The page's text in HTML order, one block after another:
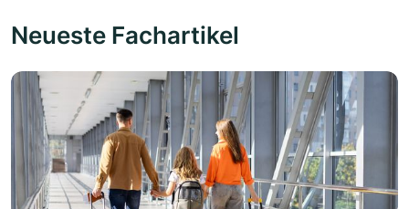
Neueste Fachartikel